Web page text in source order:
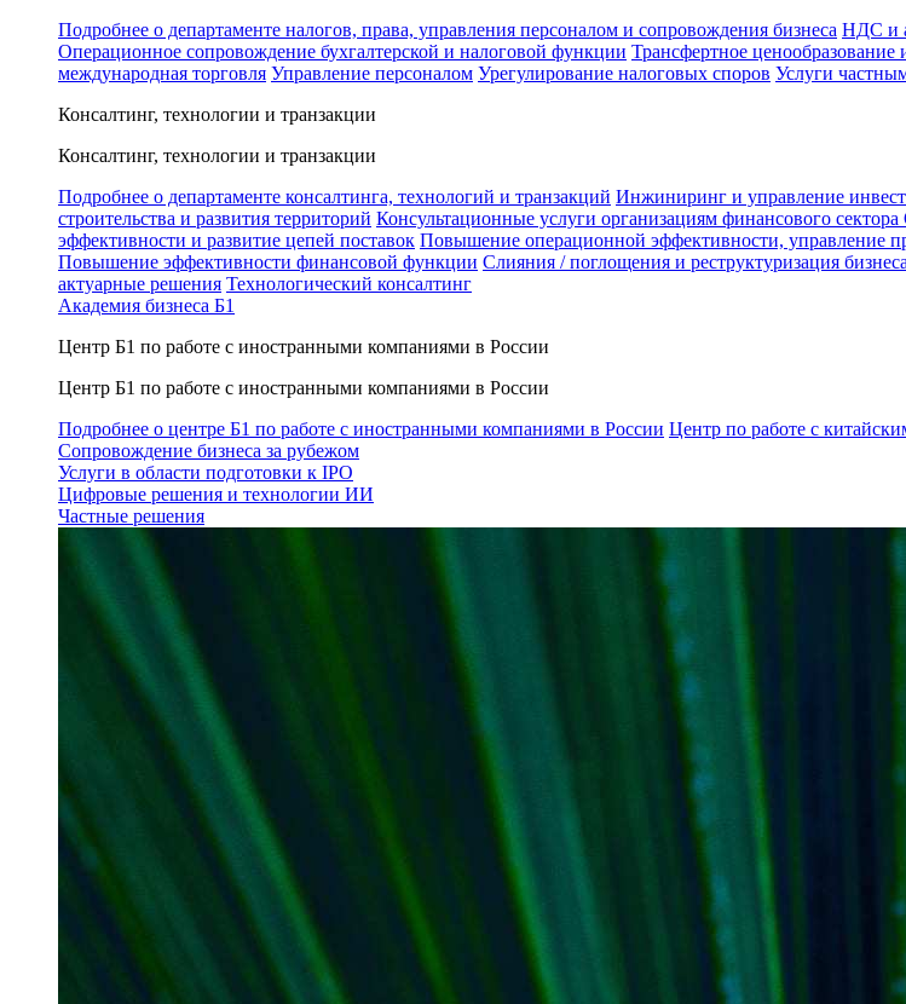
Подробнее о департаменте налогов, права, управления персоналом и сопровождения бизнеса НДС и
Операционное сопровождение бухгалтерской и налоговой функции Трансфертное
международная торговля Управление персоналом Урегулирование налоговых споров Услуги
Консалтинг, технологии и транзакции
Консалтинг, технологии и транзакции
Подробнее о департаменте консалтинга, технологий и транзакций Инжиниринг и управление
строительства и развития территорий Консультационные услуги организациям финансового сектора
эффективности и развитие цепей поставок Повышение операционной эффективности, управление
Повышение эффективности финансовой функции Слияния / поглощения и реструктуризация бизнеса
актуарные решения Технологический консалтинг
Академия бизнеса Б1
Центр Б1 по работе с иностранными компаниями в России
Центр Б1 по работе с иностранными компаниями в России
Подробнее о центре Б1 по работе с иностранными компаниями в России Центр по работе с
Сопровождение бизнеса за рубежом
Услуги в области подготовки к IPO
Цифровые решения и технологии ИИ
Частные решения